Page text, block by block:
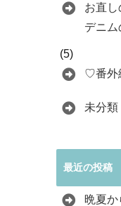
お直
デニム
(5)
♡番外
未分類
最近の投稿
晩夏